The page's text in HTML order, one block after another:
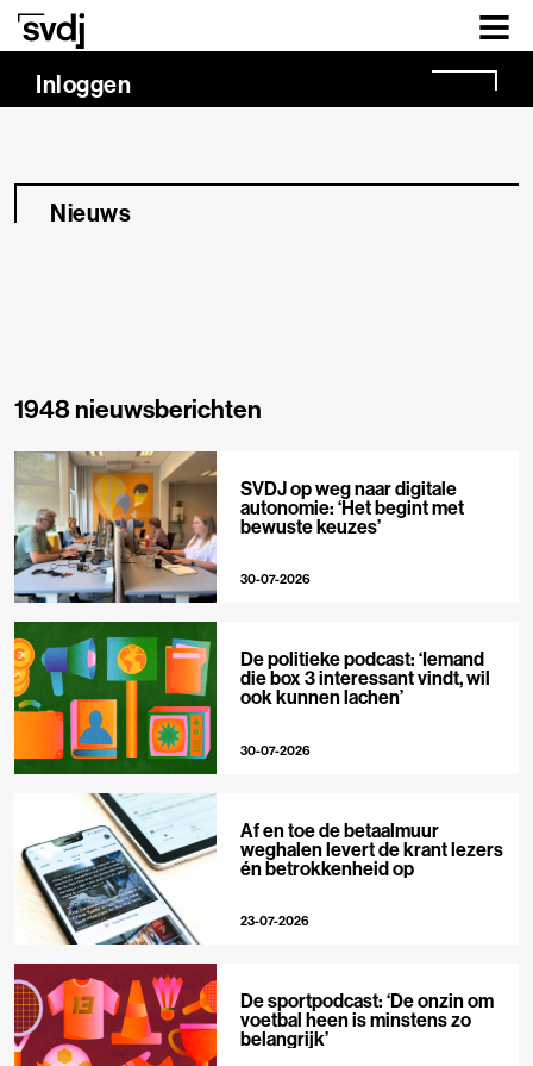
Naar hoofdinhoud
Inloggen
Nieuws
1948 nieuwsberichten
SVDJ op weg naar digitale
autonomie: ‘Het begint met
bewuste keuzes’
30-07-2026
De politieke podcast: ‘Iemand
die box 3 interessant vindt, wil
ook kunnen lachen’
30-07-2026
Af en toe de betaalmuur
weghalen levert de krant lezers
én betrokkenheid op
23-07-2026
De sportpodcast: ‘De onzin om
voetbal heen is minstens zo
belangrijk’